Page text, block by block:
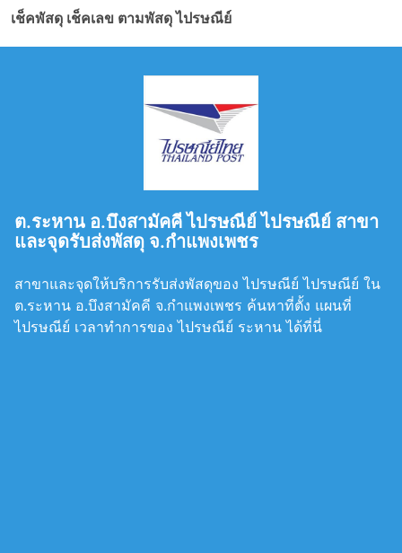
เช็คพัสดุ เช็คเลข ตามพัสดุ ไปรษณีย์
ต.ระหาน อ.บึงสามัคคี ไปรษณีย์ ไปรษณีย์ สาขา
และจุดรับส่งพัสดุ จ.กำแพงเพชร
สาขาและจุดให้บริการรับส่งพัสดุของ ไปรษณีย์ ไปรษณีย์ ใน
ต.ระหาน อ.บึงสามัคคี จ.กำแพงเพชร ค้นหาที่ตั้ง แผนที่
ไปรษณีย์ เวลาทำการของ ไปรษณีย์ ระหาน ได้ที่นี่